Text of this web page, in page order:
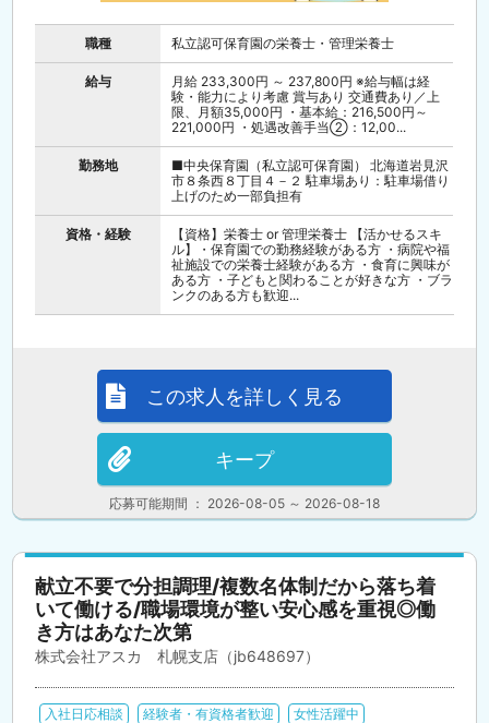
職種 私立認可保育園の栄養士・管理栄養士
給与
月給 233,300円 ～ 237,800円 ※給与幅は経
験・能力により考慮 賞与あり 交通費あり／上
限、月額35,000円 ・基本給：216,500円～
221,000円 ・処遇改善手当②：12,00...
勤務地
■中央保育園（私立認可保育園） 北海道岩見沢
市８条西８丁目４－２ 駐車場あり：駐車場借り
上げのため一部負担有
資格・経験
【資格】栄養士 or 管理栄養士 【活かせるスキ
ル】・保育園での勤務経験がある方 ・病院や福
祉施設での栄養士経験がある方 ・食育に興味が
ある方 ・子どもと関わることが好きな方 ・ブラ
ンクのある方も歓迎...
応募可能期間 ： 2026-08-05 ～ 2026-08-18
この求人を詳しく見る
キープ
献立不要で分担調理/複数名体制だから落ち着
いて働ける/職場環境が整い安心感を重視◎働
き方はあなた次第
株式会社アスカ 札幌支店（jb648697）
入社日応相談 経験者・有資格者歓迎
女性活躍中